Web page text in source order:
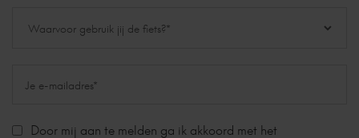
Door mij aan te melden ga ik akkoord met het